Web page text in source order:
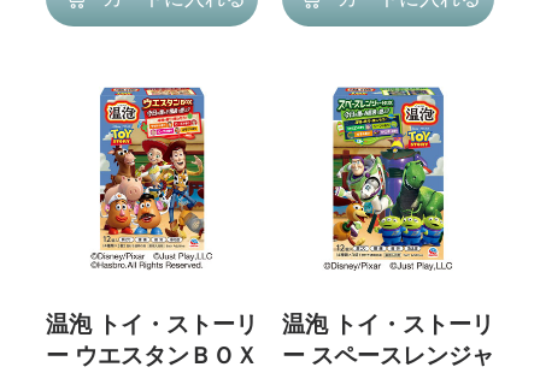
温泡 トイ・ストーリ
ー ウエスタンＢＯＸ
温泡 トイ・ストーリ
ー スペースレンジャ